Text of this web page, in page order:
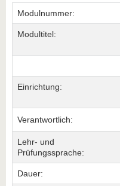
Modulnummer:
Modultitel:
Einrichtung:
Verantwortlich:
Lehr- und
Prüfungssprache:
Dauer: